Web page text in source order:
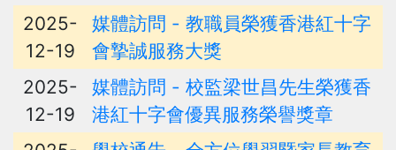
2025-
12-19
媒體訪問 - 教職員榮獲香港紅十字
會摯誠服務大獎
2025-
12-19
媒體訪問 - 校監梁世昌先生榮獲香
港紅十字會優異服務榮譽獎章